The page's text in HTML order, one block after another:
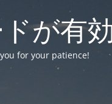
が有
for your patience!